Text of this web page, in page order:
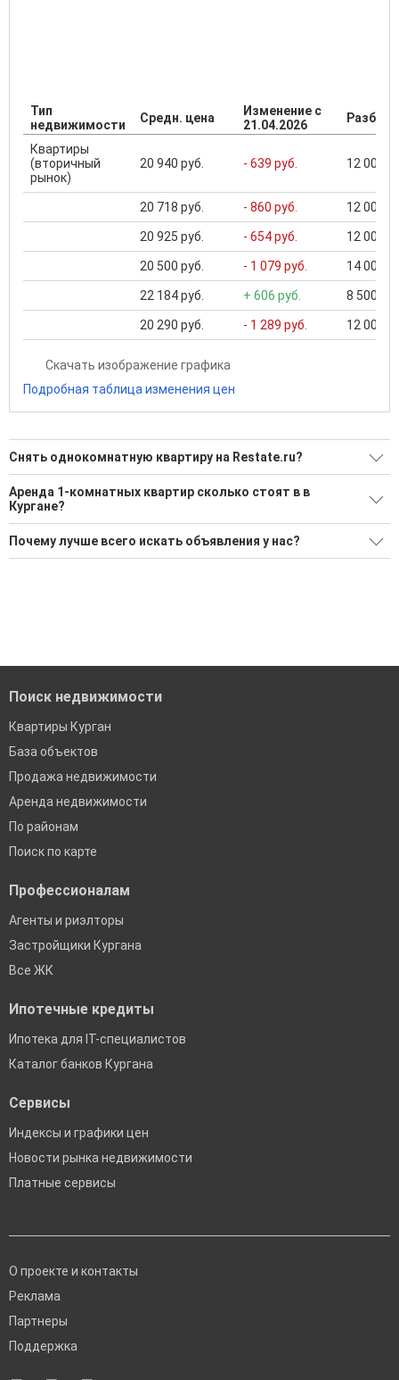
Тип
недвижимости
Средн. цена
Изменение с
21.04.2026
Квартиры
(вторичный
рынок)
20 940 руб. - 639 руб. 12 000
20 718 руб. - 860 руб. 12 000
20 925 руб. - 654 руб. 12 000
20 500 руб. - 1 079 руб. 14 000
22 184 руб. + 606 руб. 8 500 ...
20 290 руб. - 1 289 руб. 12 000
Скачать изображение графика
Подробная таблица изменения цен
Снять однокомнатную квартиру на Restate.ru?
Ищите, как Снять однокомнатную квартиру?
150 актуальных и проверенных объявлений
Воспользуйтесь нашим поиском по новостройкам, для
подбора подходящего вам варианта
Аренда 1-комнатных квартир сколько стоят в в
Кургане?
Минимальная цена: 10 000 Р. Максимальная цена: 30 000 Р;
Средняя: 19 396 Р
Почему лучше всего искать объявления у нас?
Поиск недвижимости
Квартиры Курган
База объектов
Продажа недвижимости
Аренда недвижимости
По районам
Поиск по карте
Профессионалам
Агенты и риэлторы
Застройщики Кургана
Все ЖК
Ипотечные кредиты
Ипотека для IT-специалистов
Каталог банков Кургана
Сервисы
Индексы и графики цен
Новости рынка недвижимости
Платные сервисы
О проекте и контакты
Реклама
Партнеры
Поддержка